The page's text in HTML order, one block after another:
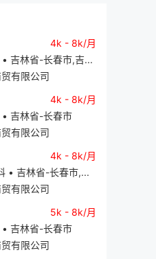
4k - 8k/月
吉林省-长春市,吉...
有限公司
4k - 8k/月
吉林省-长春市
有限公司
4k - 8k/月
• 吉林省-长春市,...
有限公司
5k - 8k/月
吉林省-长春市
有限公司